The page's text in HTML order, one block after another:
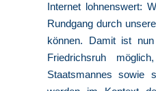
Internet lohnenswert:
Rundgang durch
können. Damit ist
Friedrichsruh
Staatsmannes sowie